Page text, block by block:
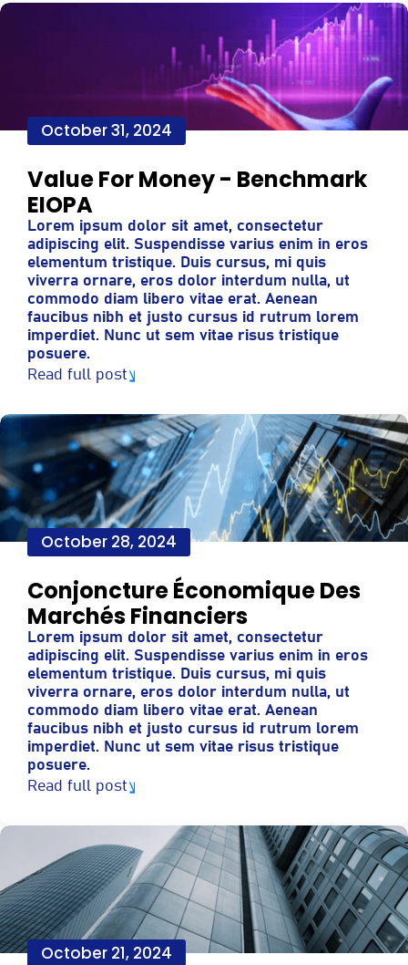
October 31, 2024
Value For Money - Benchmark
EIOPA
Lorem ipsum dolor sit amet, consectetur
adipiscing elit. Suspendisse varius enim in eros
elementum tristique. Duis cursus, mi quis
viverra ornare, eros dolor interdum nulla, ut
commodo diam libero vitae erat. Aenean
faucibus nibh et justo cursus id rutrum lorem
imperdiet. Nunc ut sem vitae risus tristique
posuere.
Read full post
October 28, 2024
Conjoncture Économique Des
Marchés Financiers
Lorem ipsum dolor sit amet, consectetur
adipiscing elit. Suspendisse varius enim in eros
elementum tristique. Duis cursus, mi quis
viverra ornare, eros dolor interdum nulla, ut
commodo diam libero vitae erat. Aenean
faucibus nibh et justo cursus id rutrum lorem
imperdiet. Nunc ut sem vitae risus tristique
posuere.
Read full post
October 21, 2024